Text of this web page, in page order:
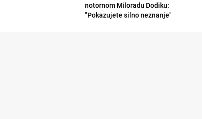
notornom Miloradu Dodiku:
"Pokazujete silno neznanje"